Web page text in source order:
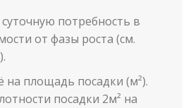
потребность в
от фазы роста (см.
на площадь посадки (м²).
посадки 2м² на